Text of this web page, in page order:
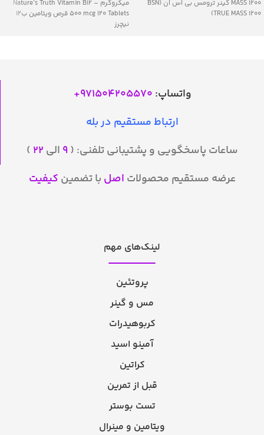
MASS 1200 گینر ترومس بی اس ان (BSN
TRUE MASS 1200)
میکروگرم – Nature’s Truth Vitamin B12
500 mcg 120 Tablets قرص ویتامین ب12
نیچرز
واتساپ: 971504205570
+
ارتباط مستقیم در بله
ساعات پاسخگویی و پشتیبانی تلفنی: ( ۹ الی ۲۲ )
عرضه مستقیم محصولات اصل با تضمین کیفیت
لینک‌های مهم
پروتئین
مس و گینر
کربوهیدرات
آمینو اسید
کراتین
قبل از تمرین
تست بوستر
ویتامین و مینرال